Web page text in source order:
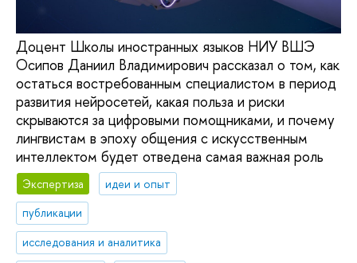
Доцент Школы иностранных языков НИУ ВШЭ
Осипов Даниил Владимирович рассказал о том, как
остаться востребованным специалистом в период
развития нейросетей, какая польза и риски
скрываются за цифровыми помощниками, и почему
лингвистам в эпоху общения с искусственным
интеллектом будет отведена самая важная роль
Экспертиза
идеи и опыт
публикации
исследования и аналитика